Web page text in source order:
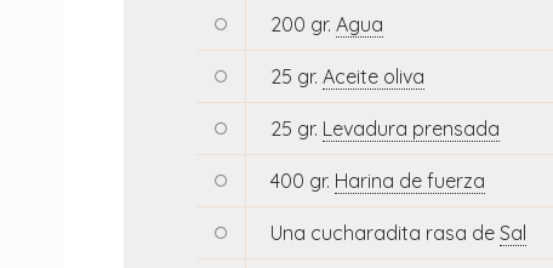
200 gr. Agua
25 gr. Aceite oliva
25 gr. Levadura prensada
400 gr. Harina de fuerza
Una cucharadita rasa de Sal